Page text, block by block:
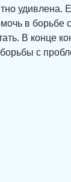
удивлена.
в борьбе
В конце
с